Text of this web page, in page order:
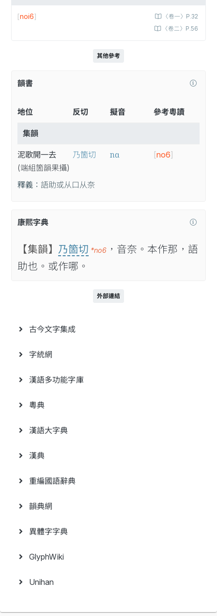
〈卷一〉P.32
〈卷二〉P.56
[noi6]
其他參考
韻書
地位 反切 擬音 參考粵讀
集韻
泥歌開一去
(端組箇韻果攝)
乃箇切 nɑ [no6]
釋義： 語助或从口从奈
康熙字典
【集韻】 乃箇切 *no6 ，音奈。本作那，語
助也。或作哪。
外部連結
古今文字集成
字統網
漢語多功能字庫
粵典
漢語大字典
漢典
重編國語辭典
韻典網
異體字字典
GlyphWiki
Unihan